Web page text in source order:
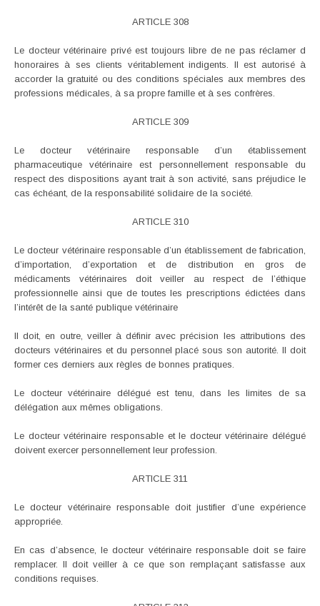
ARTICLE 308
Le docteur vétérinaire privé est toujours libre de ne pas réclamer d
honoraires à ses clients véritablement indigents. Il est autorisé à
accorder la gratuité ou des conditions spéciales aux membres des
professions médicales, à sa propre famille et à ses confrères.
ARTICLE 309
Le docteur vétérinaire responsable d’un établissement
pharmaceutique vétérinaire est personnellement responsable du
respect des dispositions ayant trait à son activité, sans préjudice le
cas échéant, de la responsabilité solidaire de la société.
ARTICLE 310
Le docteur vétérinaire responsable d’un établissement de fabrication,
d’importation, d’exportation et de distribution en gros de
médicaments vétérinaires doit veiller au respect de l’éthique
professionnelle ainsi que de toutes les prescriptions édictées dans
l’intérêt de la santé publique vétérinaire
Il doit, en outre, veiller à définir avec précision les attributions des
docteurs vétérinaires et du personnel placé sous son autorité. Il doit
former ces derniers aux règles de bonnes pratiques.
Le docteur vétérinaire délégué est tenu, dans les limites de sa
délégation aux mêmes obligations.
Le docteur vétérinaire responsable et le docteur vétérinaire délégué
doivent exercer personnellement leur profession.
ARTICLE 311
Le docteur vétérinaire responsable doit justifier d’une expérience
appropriée.
En cas d’absence, le docteur vétérinaire responsable doit se faire
remplacer. Il doit veiller à ce que son remplaçant satisfasse aux
conditions requises.